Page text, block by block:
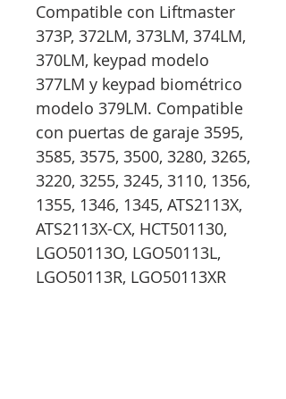
Compatible con Liftmaster
373P, 372LM, 373LM, 374LM,
370LM, keypad modelo
377LM y keypad biométrico
modelo 379LM. Compatible
con puertas de garaje 3595,
3585, 3575, 3500, 3280, 3265,
3220, 3255, 3245, 3110, 1356,
1355, 1346, 1345, ATS2113X,
ATS2113X-CX, HCT501130,
LGO50113O, LGO50113L,
LGO50113R, LGO50113XR